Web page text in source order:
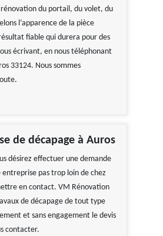
du portail, du volet, du
l’apparence de la pièce
fiable qui durera pour des
écrivant, en nous téléphonant
33124. Nous sommes
de décapage à Auros
désirez effectuer une demande
pas trop loin de chez
en contact. VM Rénovation
de décapage de tout type
et sans engagement le devis
contacter.